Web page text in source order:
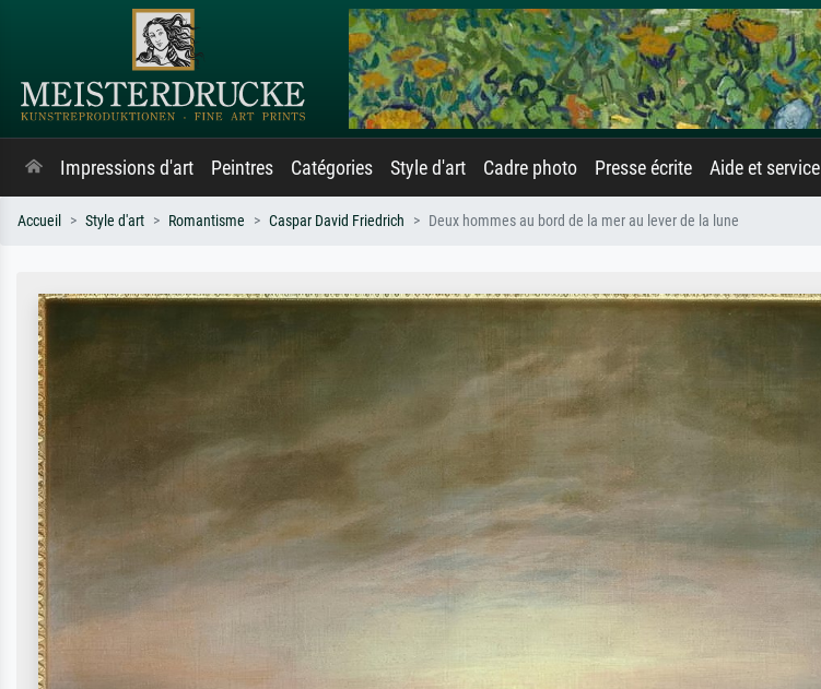
Impressions d'art Peintres Catégories Style d'art Cadre photo Presse écrite Aide et service
Accueil Style d'art Romantisme Caspar David Friedrich Deux hommes au bord de la mer au lever de la lune